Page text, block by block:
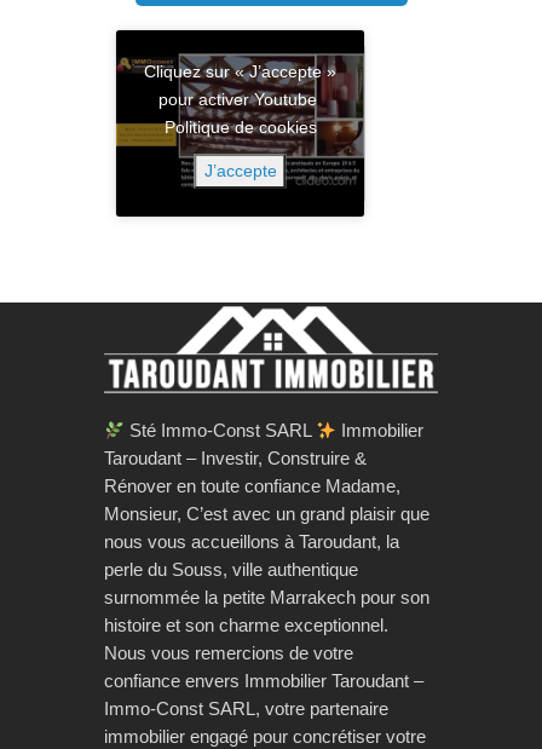
Cliquez sur « J’accepte »
pour activer Youtube
Politique de cookies
J’accepte
Sté Immo-Const SARL
Immobilier
Taroudant – Investir, Construire &
Rénover en toute confiance Madame,
Monsieur, C’est avec un grand plaisir que
nous vous accueillons à Taroudant, la
perle du Souss, ville authentique
surnommée la petite Marrakech pour son
histoire et son charme exceptionnel.
Nous vous remercions de votre
confiance envers Immobilier Taroudant –
Immo-Const SARL, votre partenaire
immobilier engagé pour concrétiser votre